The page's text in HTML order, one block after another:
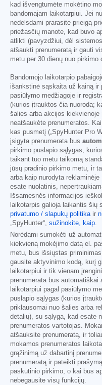
kad išvengtumėte mokėtino
bandomajam laikotarpiui. Jei
nedelsdami prarasite prieigą
priežasčių manote, kad buvo
atlikti (pavyzdžiui, dėl
atšaukti prenumeratą ir gauti
metu per 30 dienų nuo pirkimo
Bandomojo laikotarpio
išankstinė sąskaita už kainą ir
pasiūlymo medžiagoje ir
(kurios įtrauktos čia nuoroda;
šalies arba akcijos
neatšaukėte prenumeratos.
kas pusmetį („SpyHunter Pro
įsigyta prenumerata bus
pirkimo puslapio sąlygas,
taikant tuo metu taikomą
jūsų pradinio pirkimo metu, ir
arba kaip nurodyta
esate nuolatinis,
Išsamesnės informacijos
laikotarpis galioja laikantis šių
privatumo / slapukų politikair
„SpyHunter“, sužinokite, kaip.
Norėdami sumokėti už
kiekvieną mokėjimo datą el.
metu, bus išsiųstas
gausite aktyvinimo kodą, kurį
laikotarpiui ir tik vienam
prenumerata bus automatiškai
laikotarpiui pagal pasiūlymo
puslapio sąlygas (kurios
priklausomai nuo šalies arba
detalių), su sąlyga, kad esate
prenumeratos vartotojas.
atšauksite prenumeratą, ir
mokamos prenumeratos
grąžinimą už dabartinį
prenumeratą ir pateikti
paskutinio pirkimo, o kai bus
nebegausite visų funkcijų.